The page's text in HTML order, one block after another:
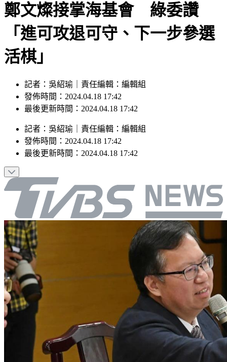
鄭文燦接掌海基會 綠委讚
「進可攻退可守、下一步參選
活棋」
記者：吳紹瑜｜責任編輯：編輯組
發佈時間：2024.04.18 17:42
記者：吳紹瑜｜責任編輯：
發佈時間：2024.04.18 17:42